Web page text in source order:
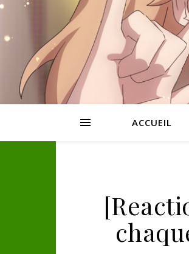
ACCUEIL